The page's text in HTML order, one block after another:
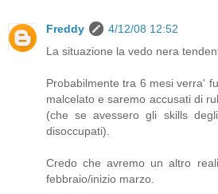
Freddy
4/12/08 12:52
La situazione la vedo nera
Probabilmente tra 6 mesi verra'
malcelato e saremo accusati di
(che se avessero gli skills
disoccupati).
Credo che avremo un altro
febbraio/inizio marzo.